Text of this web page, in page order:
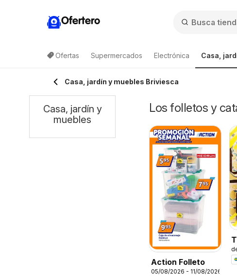
Ofertero
Ofertas Supermercados Electrónica Casa,
Casa, jardín y muebles Briviesca
Los folletos y
Action Folleto
05/08/2026 - 11/08/2026
Casa, jardín y
muebles